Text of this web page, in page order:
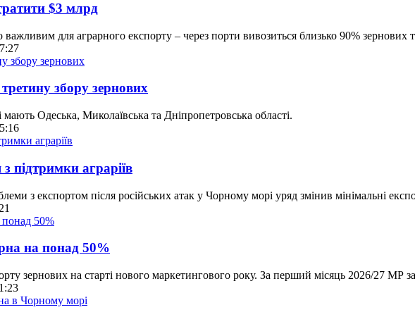
$3 млрд
для аграрного експорту – через порти вивозиться близько 90% зернових
збору зернових
Одеська, Миколаївська та Дніпропетровська області.
підтримки аграріїв
з експортом після російських атак у Чорному морі уряд змінив мінімальні
на понад 50%
зернових на старті нового маркетингового року. За перший місяць 2026/27 МР